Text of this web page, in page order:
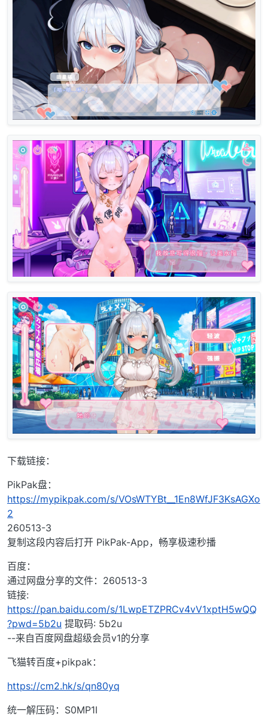
下载链接：
PikPak盘：
https://mypikpak.com/s/VOsWTYBt__1En8WfJF3KsAGXo
2
260513-3
复制这段内容后打开 PikPak-App，畅享极速秒播
百度：
通过网盘分享的文件：260513-3
链接:
https://pan.baidu.com/s/1LwpETZPRCv4vV1xptH5wQQ
?pwd=5b2u 提取码: 5b2u
--来自百度网盘超级会员v1的分享
飞猫转百度+pikpak：
https://cm2.hk/s/qn80yq
统一解压码：S0MP1I